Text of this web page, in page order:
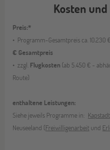
Kosten
Preis:*
Programm-Gesamtpreis ca.
€ Gesamtpreis
zzgl. Flugkosten (ab 5.450 € -
Route)
enthaltene Leistungen:
Siehe jeweils Programme in: Kapstadt
Neuseeland (Freiwilligenarbeit und